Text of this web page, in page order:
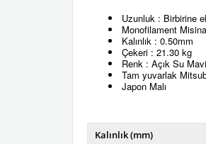
Uzunluk : Birbirine
Monofilament Misina
Kalınlık : 0.50mm
Çekeri : 21.30 kg
Renk : Açık Su
Tam yuvarlak
Japon Malı
Kalınlık (mm)